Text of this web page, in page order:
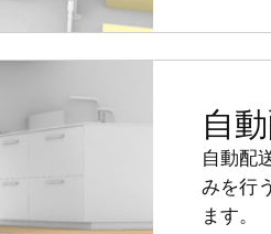
自
自動配
みを行
ます。